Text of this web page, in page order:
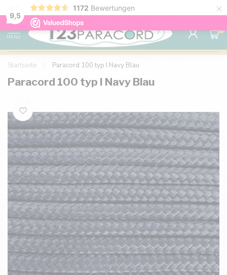
9,5
1172 Bewertungen ×
Kostenlose Lieferung nach Hause ab 150 €
MENU
0
Startseite Paracord 100 typ I Navy Blau
Paracord 100 typ I Navy Blau